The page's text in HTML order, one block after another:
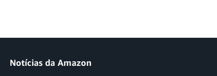
Notícias da Amazon